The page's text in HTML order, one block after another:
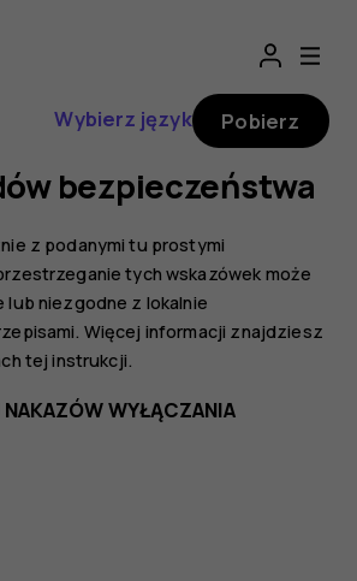
Wybierz język Pobierz
bezpieczeństwa
z podanymi tu prostymi
tych wskazówek może
niezgodne z lokalnie
Więcej informacji znajdziesz
tej instrukcji.
WYŁĄCZANIA